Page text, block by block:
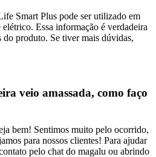
Smart Plus pode ser utilizado em
Essa informação é verdadeira
do produto. Se tiver mais dúvidas,
veio amassada, como faço
bem! Sentimos muito pelo ocorrido,
para nossos clientes! Para ajudar
pelo chat do magalu ou abrindo